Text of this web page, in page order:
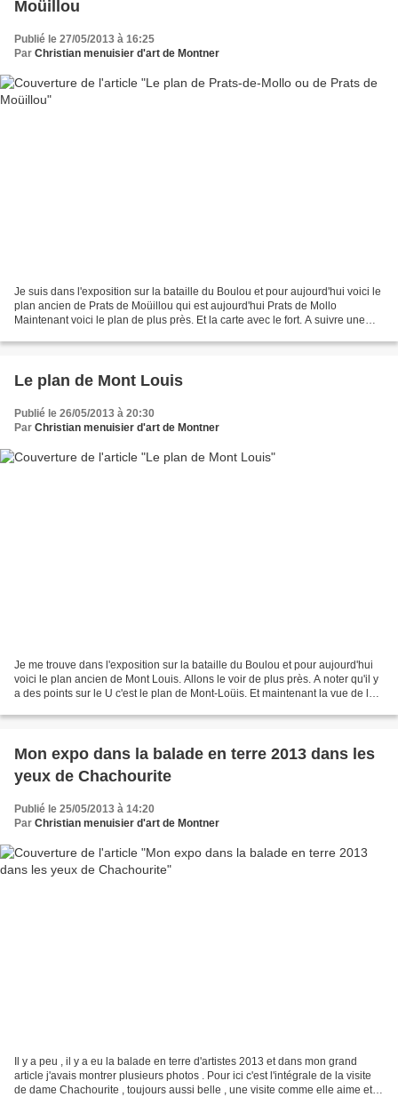
Moüillou
Publié le 27/05/2013 à 16:25
Par Christian menuisier d'art de Montner
Je suis dans l'exposition sur la bataille du Boulou et pour aujourd'hui voici le
plan ancien de Prats de Moüillou qui est aujourd'hui Prats de Mollo
Maintenant voici le plan de plus près. Et la carte avec le fort. A suivre une
Le plan de Mont Louis
Publié le 26/05/2013 à 20:30
Par Christian menuisier d'art de Montner
Je me trouve dans l'exposition sur la bataille du Boulou et pour aujourd'hui
voici le plan ancien de Mont Louis. Allons le voir de plus près. A noter qu'il y
a des points sur le U c'est le plan de Mont-Loüis. Et maintenant la vue de la
Mon expo dans la balade en terre 2013 dans les
yeux de Chachourite
Publié le 25/05/2013 à 14:20
Par Christian menuisier d'art de Montner
Il y a peu , il y a eu la balade en terre d'artistes 2013 et dans mon grand
article j'avais montrer plusieurs photos . Pour ici c'est l'intégrale de la visite
de dame Chachourite , toujours aussi belle , une visite comme elle aime et